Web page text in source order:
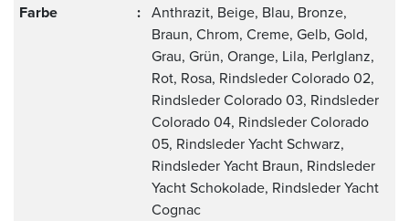
Farbe : Anthrazit, Beige, Blau, Bronze,
Braun, Chrom, Creme, Gelb, Gold,
Grau, Grün, Orange, Lila, Perlglanz,
Rot, Rosa, Rindsleder Colorado 02,
Rindsleder Colorado 03, Rindsleder
Colorado 04, Rindsleder Colorado
05, Rindsleder Yacht Schwarz,
Rindsleder Yacht Braun, Rindsleder
Yacht Schokolade, Rindsleder Yacht
Cognac